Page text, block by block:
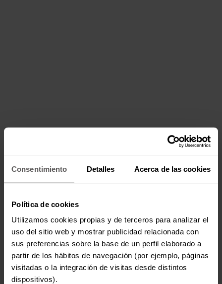
Consentimiento Detalles Acerca de las cookies
Política de cookies
Utilizamos cookies propias y de terceros para analizar el
uso del sitio web y mostrar publicidad relacionada con
sus preferencias sobre la base de un perfil elaborado a
partir de los hábitos de navegación (por ejemplo, páginas
visitadas o la integración de visitas desde distintos
dispositivos).